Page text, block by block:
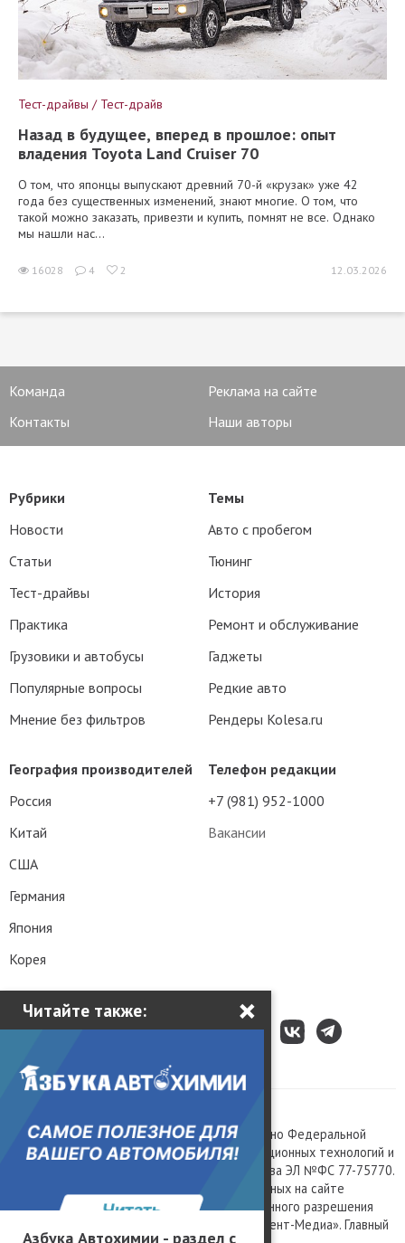
Читайте также: ×
Азбука Автохимии - раздел с
Тест-драйвы / Тест-драйв
Назад в будущее, вперед в прошлое: опыт
владения Toyota Land Cruiser 70
О том, что японцы выпускают древний 70-й «крузак» уже 42
года без существенных изменений, знают многие. О том, что
такой можно заказать, привезти и купить, помнят не все. Однако
мы нашли нас...
16028 4 2 12.03.2026
Команда
Реклама на сайте
Контакты
Наши авторы
Телефон редакции
+7 (981) 952-1000
Вакансии
Рубрики
Новости
Статьи
Тест-драйвы
Практика
Грузовики и автобусы
Популярные вопросы
Мнение без фильтров
Темы
Авто с пробегом
Тюнинг
История
Ремонт и обслуживание
Гаджеты
Редкие авто
Рендеры Kolesa.ru
География производителей
Россия
Китай
США
Германия
Япония
Корея
Сетевое издание «Kolesa.ru», зарегистрировано Федеральной
службой по надзору в сфере связи, информационных технологий и
массовых коммуникаций, номер свидетельства ЭЛ №ФС 77-75770.
Любое использование материалов, размещенных на сайте
www.kolesa.ru, допускается только с письменного разрешения
правообладателя. Учредитель ООО «Президент-Медиа». Главный